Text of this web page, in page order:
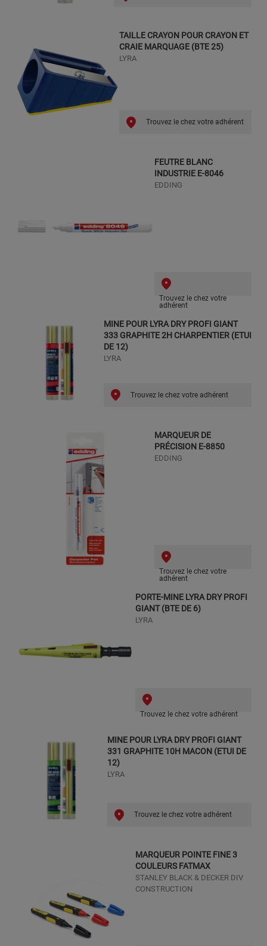
TAILLE CRAYON POUR CRAYON ET
CRAIE MARQUAGE (BTE 25)
LYRA
Trouvez le chez votre adhérent
FEUTRE BLANC
INDUSTRIE E-8046
EDDING
Trouvez le chez votre
adhérent
MINE POUR LYRA DRY PROFI GIANT
333 GRAPHITE 2H CHARPENTIER (ETUI
DE 12)
LYRA
Trouvez le chez votre adhérent
MARQUEUR DE
PRÉCISION E-8850
EDDING
Trouvez le chez votre
adhérent
PORTE-MINE LYRA DRY PROFI
GIANT (BTE DE 6)
LYRA
Trouvez le chez votre adhérent
MINE POUR LYRA DRY PROFI GIANT
331 GRAPHITE 10H MACON (ETUI DE
12)
LYRA
Trouvez le chez votre adhérent
MARQUEUR POINTE FINE 3
COULEURS FATMAX
STANLEY BLACK & DECKER DIV
CONSTRUCTION